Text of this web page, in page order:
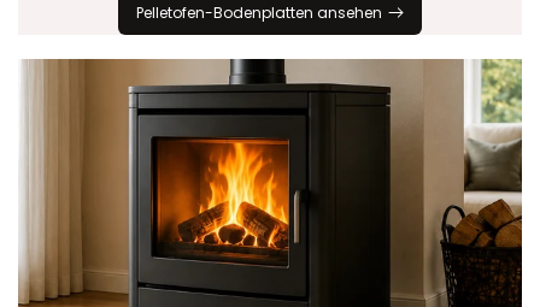
Pelletofen-Bodenplatten ansehen